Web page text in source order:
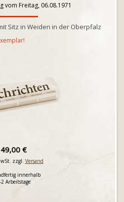
vom Freitag, 06.08.1971
Sitz in Weiden in der Oberpfalz
49,00 €
zzgl. Versand
innerhalb
2 Arbeitstage